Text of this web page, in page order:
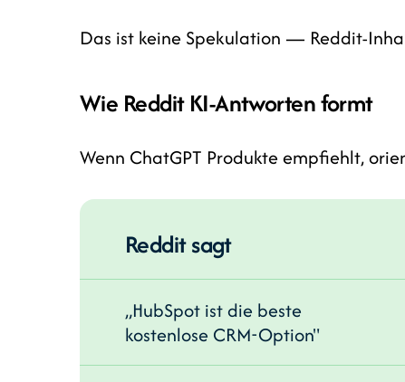
Das ist keine Spekulation — Reddit-
Wie Reddit KI-Antworten formt
Wenn ChatGPT Produkte empfiehlt,
Reddit sagt
„HubSpot ist die beste
kostenlose CRM-Option"